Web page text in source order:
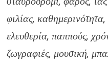
φιλίας,
ελευθερία, παππούς,
ζωγραφιές, μουσική,